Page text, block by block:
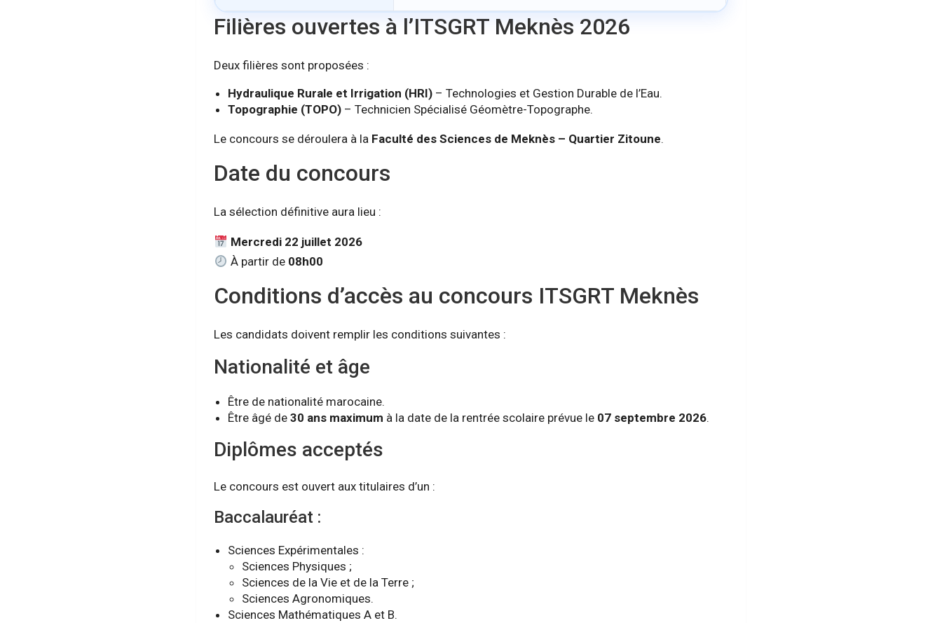
Filières ouvertes à l’ITSGRT Meknès 2026
Deux filières sont proposées :
Hydraulique Rurale et Irrigation (HRI) – Technologies et Gestion Durable de l’Eau.
Topographie (TOPO) – Technicien Spécialisé Géomètre-Topographe.
Le concours se déroulera à la Faculté des Sciences de Meknès – Quartier Zitoune.
Date du concours
La sélection définitive aura lieu :
Mercredi 22 juillet 2026
À partir de 08h00
Conditions d’accès au concours ITSGRT Meknès
Les candidats doivent remplir les conditions suivantes :
Nationalité et âge
Être de nationalité marocaine.
Être âgé de30 ans maximum à la date de la rentrée scolaire prévue le 07 septembre 2026.
Diplômes acceptés
Le concours est ouvert aux titulaires d’un :
Baccalauréat :
Sciences Expérimentales :
Sciences Physiques ;
Sciences de la Vie et de la Terre ;
Sciences Agronomiques.
Sciences Mathématiques A et B.